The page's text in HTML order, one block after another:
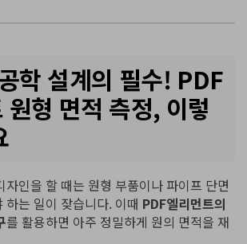
학 설계의 필수! PDF
원형 면적 측정, 이렇
자인을 할 때는 원형 부품이나 파이프 단면
하는 일이 잦습니다. 이때 PDF엘리먼트의
를 활용하면 아주 정밀하게 원의 면적을 재